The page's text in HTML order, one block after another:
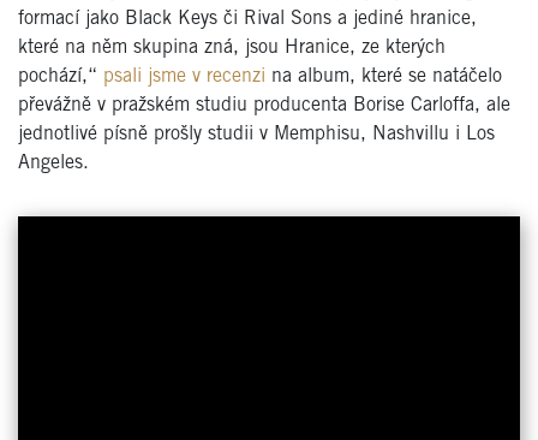
formací jako Black Keys či Rival Sons a jediné hranice,
které na něm skupina zná, jsou Hranice, ze kterých
pochází,“ psali jsme v recenzi na album, které se natáčelo
převážně v pražském studiu producenta Borise Carloffa, ale
jednotlivé písně prošly studii v Memphisu, Nashvillu i Los
Angeles.